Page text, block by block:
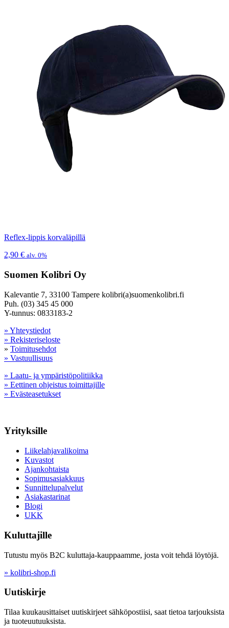
Reflex-lippis korvaläpillä
2,90 € alv. 0%
Suomen Kolibri Oy
Kalevantie 7, 33100 Tampere kolibri(a)suomenkolibri.fi
Puh. (03) 345 45 000
Y-tunnus: 0833183-2
» Yhteystiedot
» Rekisteriseloste
» Toimitusehdot
» Vastuullisuus
» Laatu- ja ympäristöpolitiikka
» Eettinen ohjeistus toimittajille
» Evästeasetukset
Yrityksille
Liikelahjavalikoima
Kuvastot
Ajankohtaista
Sopimusasiakkuus
Sunnittelupalvelut
Asiakastarinat
Blogi
UKK
Kuluttajille
Tutustu myös B2C kuluttaja-kauppaamme, josta voit tehdä löytöjä.
» kolibri-shop.fi
Uutiskirje
Tilaa kuukausittaiset uutiskirjeet sähköpostiisi, saat tietoa tarjouksista
ja tuoteuutuuksista.